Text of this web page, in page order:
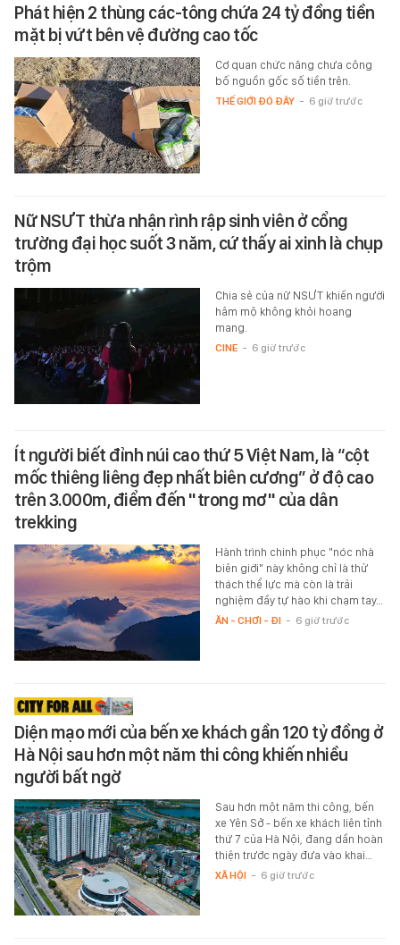
Phát hiện 2 thùng các-tông chứa 24 tỷ đồng tiền
mặt bị vứt bên vệ đường cao tốc
Cơ quan chức năng chưa công
bố nguồn gốc số tiền trên.
THẾ GIỚI ĐÓ ĐÂY - 6 giờ trước
Nữ NSƯT thừa nhận rình rập sinh viên ở cổng
trường đại học suốt 3 năm, cứ thấy ai xinh là chụp
trộm
Chia sẻ của nữ NSƯT khiến người
hâm mộ không khỏi hoang
mang.
CINE - 6 giờ trước
Ít người biết đỉnh núi cao thứ 5 Việt Nam, là “cột
mốc thiêng liêng đẹp nhất biên cương” ở độ cao
trên 3.000m, điểm đến "trong mơ" của dân
trekking
Hành trình chinh phục "nóc nhà
biên giới" này không chỉ là thử
thách thể lực mà còn là trải
nghiệm đầy tự hào khi chạm tay…
ĂN - CHƠI - ĐI - 6 giờ trước
Diện mạo mới của bến xe khách gần 120 tỷ đồng ở
Hà Nội sau hơn một năm thi công khiến nhiều
người bất ngờ
Sau hơn một năm thi công, bến
xe Yên Sở - bến xe khách liên tỉnh
thứ 7 của Hà Nội, đang dần hoàn
thiện trước ngày đưa vào khai…
XÃ HỘI - 6 giờ trước